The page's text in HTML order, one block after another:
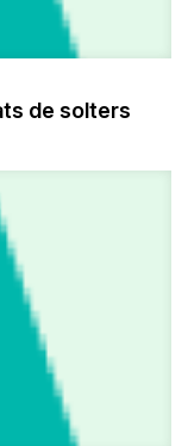
de solters